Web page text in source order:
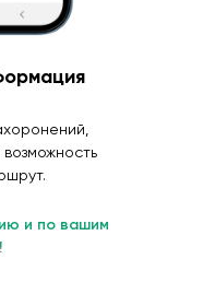
и по вашим